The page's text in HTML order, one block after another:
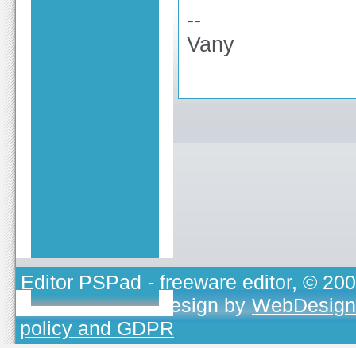
--
Vany
Editor PSPad - freeware editor, ©
TOJEONO.CZ, design by
policy and GDPR